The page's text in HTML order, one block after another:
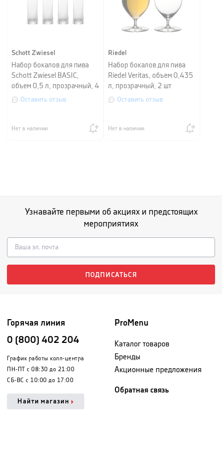
Schott Zwiesel
Набор бокалов для пива
Schott Zwiesel BASIC,
объем 0,5 л, прозрачный, 4
шт Оставить отзыв
Нет в наличии
Riedel
Hабор бокалов для пива
Riedel Veritas, объем 0,435
л, прозрачный, 2 шт
Оставить отзыв
Нет в наличии
Узнавайте первыми об акциях и предстоящих
мероприятиях
ПОДПИСАТЬСЯ
Горячая линия
0 (800) 402 204
График работы колл-центра
ПН-ПТ с 08:30 до 21:00
СБ-ВС с 10:00 до 17:00
Найти магазин
ProMenu
Каталог товаров
Бренды
Акционные предложения
Обратная связь